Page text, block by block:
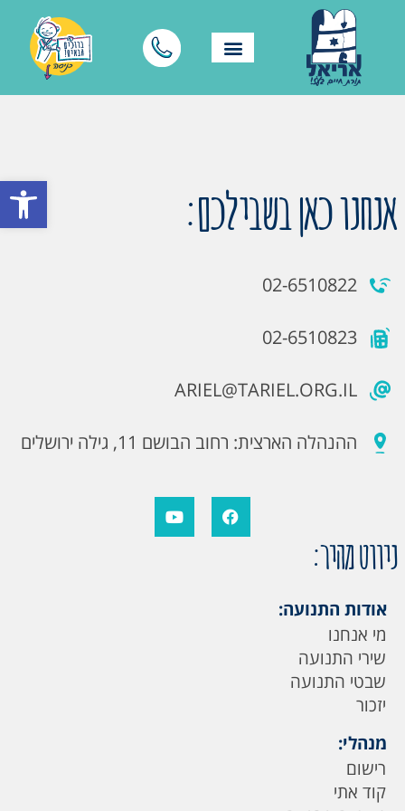
פתח אנחנו כאן בשבילכם:
02-6510822
02-6510823
ARIEL@TARIEL.ORG.IL
ההנהלה הארצית: רחוב הבושם 11, גילה ירושלים
ניווט מהיר:
אודות התנועה:
מי אנחנו
שירי התנועה
שבטי התנועה
יזכור
מנהלי:
רישום
קוד אתי